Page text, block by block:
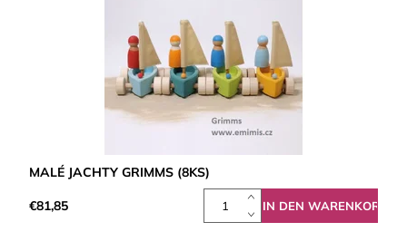
MALÉ JACHTY GRIMMS (8KS)
€81,85